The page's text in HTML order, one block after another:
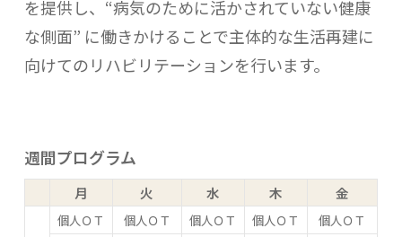
を提供し、“病気のために活かされていない健康
な側面” に働きかけることで主体的な生活再建に
向けてのリハビリテーションを行います。
週間プログラム
月 火 水 木 金
個人ＯＴ 個人ＯＴ 個人ＯＴ 個人ＯＴ
個人ＯＴ